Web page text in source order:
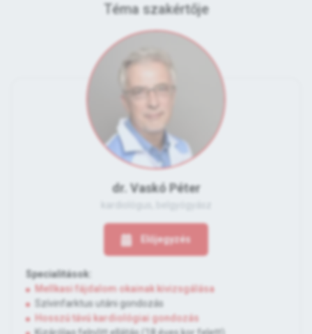
Téma szakértője
dr. Vaskó Péter
Előjegyzés
Specialitások:
Mellkasi fájdalom okainak kivizsgálása
Szívinfarktus utáni gondozás
Hosszú távú kardiológiai gondozás